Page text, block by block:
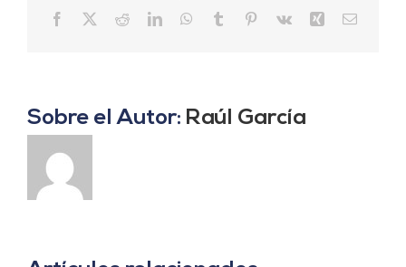
Facebook RedditLinkedInWhatsApp
Tumblr Pinterest
Vk Xing Correo
Sobre el Autor: Raúl García